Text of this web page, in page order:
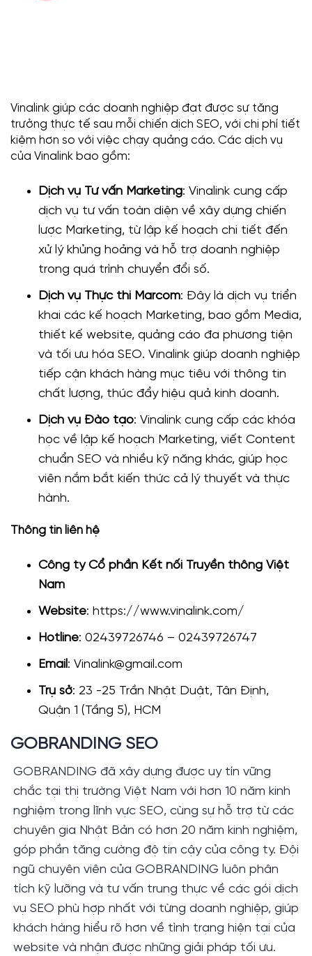
Vinalink giúp các doanh nghiệp đạt được sự tăng
trưởng thực tế sau mỗi chiến dịch SEO, với chi phí tiết
kiệm hơn so với việc chạy quảng cáo. Các dịch vụ
của Vinalink bao gồm:
Dịch vụ Tư vấn Marketing: Vinalink cung cấp
dịch vụ tư vấn toàn diện về xây dựng chiến
lược Marketing, từ lập kế hoạch chi tiết đến
xử lý khủng hoảng và hỗ trợ doanh nghiệp
trong quá trình chuyển đổi số.
Dịch vụ Thực thi Marcom: Đây là dịch vụ triển
khai các kế hoạch Marketing, bao gồm Media,
thiết kế website, quảng cáo đa phương tiện
và tối ưu hóa SEO. Vinalink giúp doanh nghiệp
tiếp cận khách hàng mục tiêu với thông tin
chất lượng, thúc đẩy hiệu quả kinh doanh.
Dịch vụ Đào tạo: Vinalink cung cấp các khóa
học về lập kế hoạch Marketing, viết Content
chuẩn SEO và nhiều kỹ năng khác, giúp học
viên nắm bắt kiến thức cả lý thuyết và thực
hành.
Thông tin liên hệ
Công ty Cổ phần Kết nối Truyền thông Việt
Nam
Website: https://www.vinalink.com/
Hotline: 02439726746 – 02439726747
Email: Vinalink@gmail.com
Trụ sở: 23 -25 Trần Nhật Duật, Tân Định,
Quận 1 (Tầng 5), HCM
GOBRANDING SEO
GOBRANDING đã xây dựng được uy tín vững
chắc tại thị trường Việt Nam với hơn 10 năm kinh
nghiệm trong lĩnh vực SEO, cùng sự hỗ trợ từ các
chuyên gia Nhật Bản có hơn 20 năm kinh nghiệm,
góp phần tăng cường độ tin cậy của công ty. Đội
ngũ chuyên viên của GOBRANDING luôn phân
tích kỹ lưỡng và tư vấn trung thực về các gói dịch
vụ SEO phù hợp nhất với từng doanh nghiệp, giúp
khách hàng hiểu rõ hơn về tình trạng hiện tại của
website và nhận được những giải pháp tối ưu.